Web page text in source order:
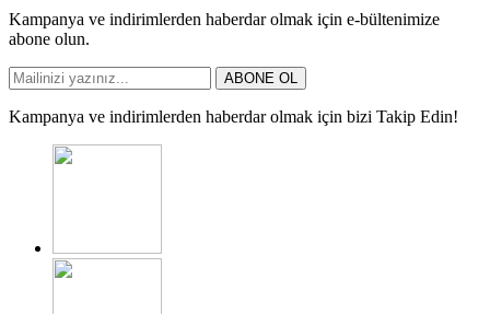
Kampanya ve indirimlerden haberdar olmak için e-bültenimize
abone olun.
ABONE OL
Kampanya ve indirimlerden haberdar olmak için bizi Takip Edin!